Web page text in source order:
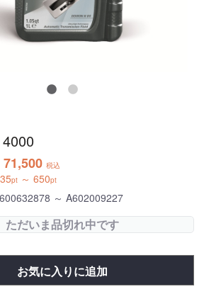
税込
35pt～ 650pt
～ A602009227
ただいま品切れ中です
お気に入りに追加